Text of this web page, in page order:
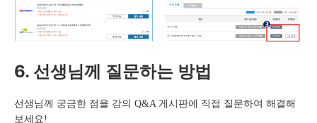
6. 선생님께 질문하는 방법
선생님께 궁금한 점을 강의 Q&A 게시판에 직접 질문하여 해결해
보세요!